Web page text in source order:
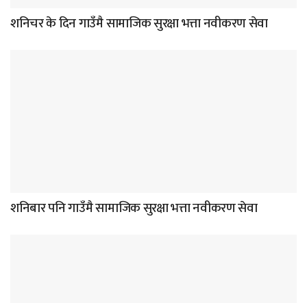
शनिचर के दिन गाउँमै सामाजिक सुरक्षा भत्ता नवीकरण सेवा
शनिबार पनि गाउँमै सामाजिक सुरक्षा भत्ता नवीकरण सेवा